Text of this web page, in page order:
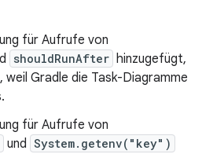
für Aufrufe von
shouldRunAfter hinzugefügt,
weil Gradle die Task-Diagramme
für Aufrufe von
und System.getenv("key")